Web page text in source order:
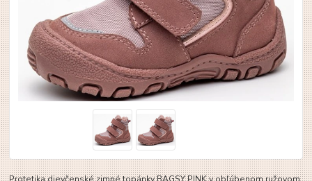
Protetika dievčenské zimné topánky BAGSY PINK v obľúbenom ružovom